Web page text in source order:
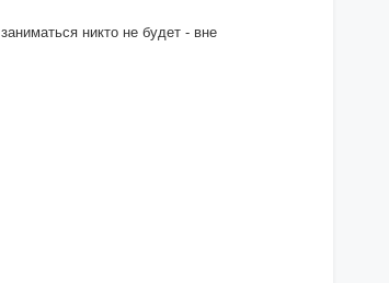
никто не будет - вне